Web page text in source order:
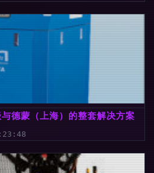
德蒙（上海）的整套解决方案